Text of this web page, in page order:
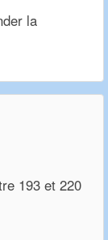
la
193 et 220